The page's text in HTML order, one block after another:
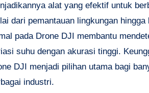
alat yang efektif untuk
dari pemantauan lingkungan
pada Drone DJI membantu
suhu dengan akurasi tinggi.
DJI menjadi pilihan utama bagi
industri.